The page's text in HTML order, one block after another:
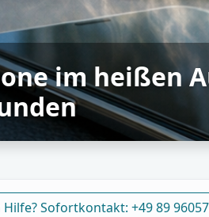
im heißen
Sofortkontakt: +49 89